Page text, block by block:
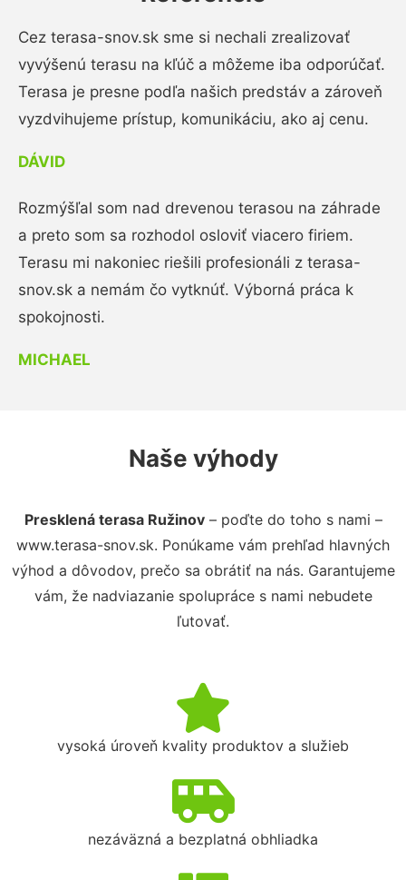
Cez terasa-snov.sk sme si nechali zrealizovať
vyvýšenú terasu na kľúč a môžeme iba odporúčať.
Terasa je presne podľa našich predstáv a zároveň
vyzdvihujeme prístup, komunikáciu, ako aj cenu.
DÁVID
Rozmýšľal som nad drevenou terasou na záhrade
a preto som sa rozhodol osloviť viacero firiem.
Terasu mi nakoniec riešili profesionáli z terasa-
snov.sk a nemám čo vytknúť. Výborná práca k
spokojnosti.
MICHAEL
Naše výhody
Presklená terasa Ružinov– poďte do toho s nami –
www.terasa-snov.sk. Ponúkame vám prehľad hlavných
výhod a dôvodov, prečo sa obrátiť na nás. Garantujeme
vám, že nadviazanie spolupráce s nami nebudete
ľutovať.
vysoká úroveň kvality produktov a služieb
nezáväzná a bezplatná obhliadka